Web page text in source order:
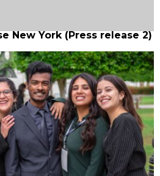
New York (Press release 2)